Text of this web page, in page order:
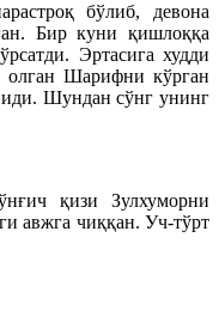
бўлиб, девона
Бир куни қишлоққа
Эртасига худди
олган Шарифни кўрган
Шундан сўнг унинг
қизи Зулхуморни
авжга чиққан. Уч-тўрт